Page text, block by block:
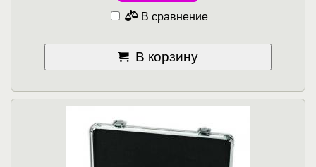
В сравнение
В корзину